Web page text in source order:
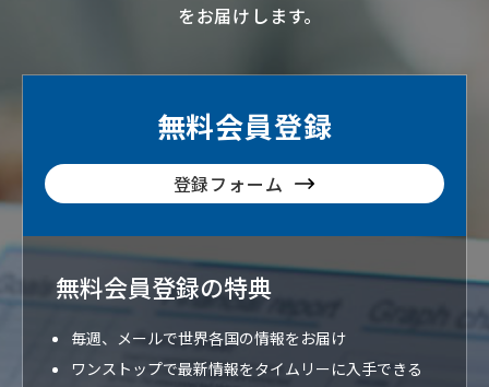
をお届けします。
無料会員登録
登録フォーム
無料会員登録の特典
毎週、メールで世界各国の情報をお届け
ワンストップで最新情報をタイムリーに入手できる